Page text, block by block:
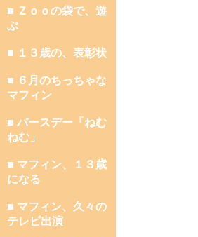
■ Ｚｏｏの袋で、遊
ぶ
■ １３歳の、表彰状
■ ６月のちっちゃな
マフィン
■ バースデー「ねむ
ねむ」
■ マフィン、１３歳
になる
■ マフィン、久々の
テレビ出演